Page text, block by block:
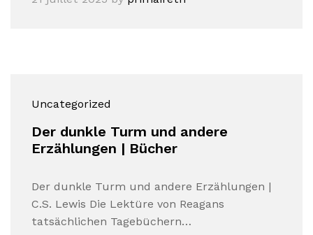
Uncategorized
Der dunkle Turm und andere
Erzählungen | Bücher
Der dunkle Turm und andere Erzählungen |
C.S. Lewis Die Lektüre von Reagans
tatsächlichen Tagebüchern…